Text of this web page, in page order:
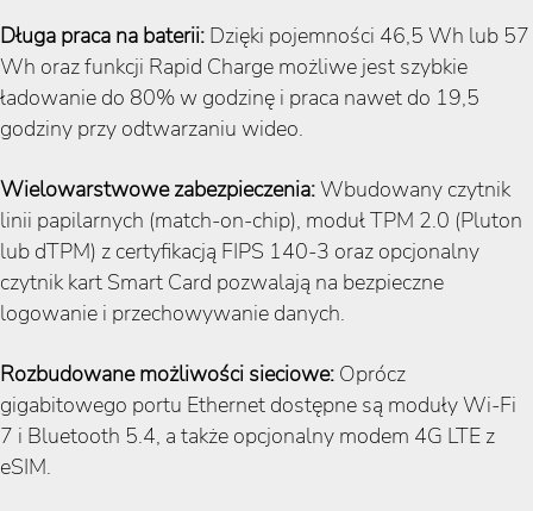
Długa praca na baterii: Dzięki pojemności 46,5 Wh lub 57
Wh oraz funkcji Rapid Charge możliwe jest szybkie
ładowanie do 80% w godzinę i praca nawet do 19,5
godziny przy odtwarzaniu wideo.
Wielowarstwowe zabezpieczenia:Wbudowany czytnik
linii papilarnych (match-on-chip), moduł TPM 2.0 (Pluton
lub dTPM) z certyfikacją FIPS 140-3 oraz opcjonalny
czytnik kart Smart Card pozwalają na bezpieczne
logowanie i przechowywanie danych.
Rozbudowane możliwości sieciowe: Oprócz
gigabitowego portu Ethernet dostępne są moduły Wi-Fi
7 i Bluetooth 5.4, a także opcjonalny modem 4G LTE z
eSIM.